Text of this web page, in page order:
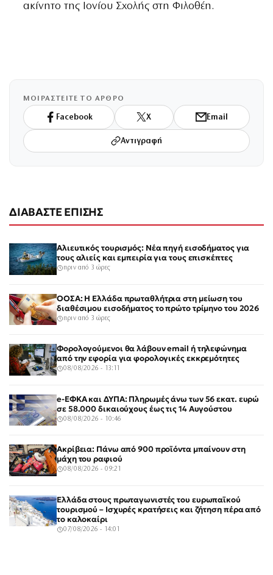
ακίνητο της Ιονίου Σχολής στη Φιλοθέη.
ΜΟΙΡΑΣΤΕΙΤΕ ΤΟ ΑΡΘΡΟ
Facebook X Email
Αντιγραφή
ΔΙΑΒΑΣΤΕ ΕΠΙΣΗΣ
Αλιευτικός τουρισμός: Νέα πηγή εισοδήματος για
τους αλιείς και εμπειρία για τους επισκέπτες
πριν από 3 ώρες
ΟΟΣΑ: Η Ελλάδα πρωταθλήτρια στη μείωση του
διαθέσιμου εισοδήματος το πρώτο τρίμηνο του 2026
πριν από 3 ώρες
Φορολογούμενοι θα λάβουν email ή τηλεφώνημα
από την εφορία για φορολογικές εκκρεμότητες
08/08/2026 - 13:11
e-ΕΦΚΑ και ΔΥΠΑ: Πληρωμές άνω των 56 εκατ. ευρώ
σε 58.000 δικαιούχους έως τις 14 Αυγούστου
08/08/2026 - 10:46
Ακρίβεια: Πάνω από 900 προϊόντα μπαίνουν στη
μάχη του ραφιού
08/08/2026 - 09:21
Ελλάδα στους πρωταγωνιστές του ευρωπαϊκού
τουρισμού – Ισχυρές κρατήσεις και ζήτηση πέρα από
το καλοκαίρι
07/08/2026 - 14:01